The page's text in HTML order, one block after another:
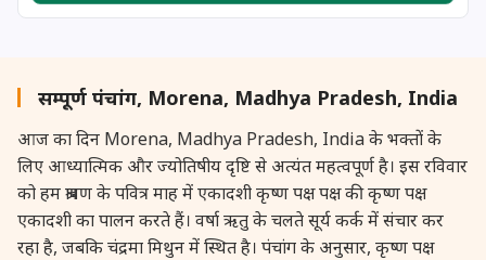
28 August, 2026 राखी
28 August, 2026 रक्षा बन्धन
सम्पूर्ण पंचांग, Morena, Madhya Pradesh, India
आज का दिन Morena, Madhya Pradesh, India के भक्तों के
लिए आध्यात्मिक और ज्योतिषीय दृष्टि से अत्यंत महत्वपूर्ण है। इस रविवार
को हम श्रावण के पवित्र माह में एकादशी कृष्ण पक्ष पक्ष की कृष्ण पक्ष
एकादशी का पालन करते हैं। वर्षा ऋतु के चलते सूर्य कर्क में संचार कर
रहा है, जबकि चंद्रमा मिथुन में स्थित है। पंचांग के अनुसार, कृष्ण पक्ष